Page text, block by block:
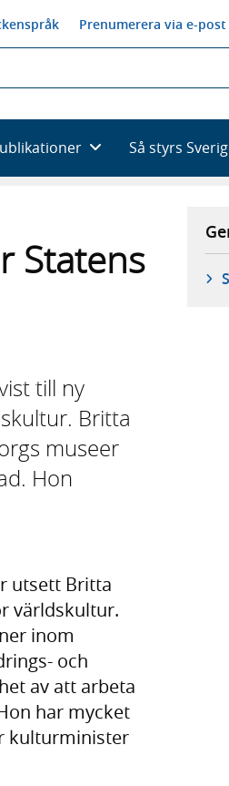
Prenumerera via e-post
Så styrs
Statens
till ny
Britta
museer
Hon
utsett Britta
världskultur.
inom
och
av att arbeta
har mycket
kulturminister